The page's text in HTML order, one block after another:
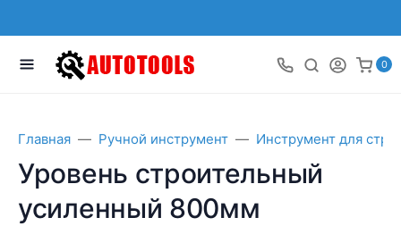
0
Главная Ручной инструмент Инструмент для
Уровень строительный
усиленный 800мм